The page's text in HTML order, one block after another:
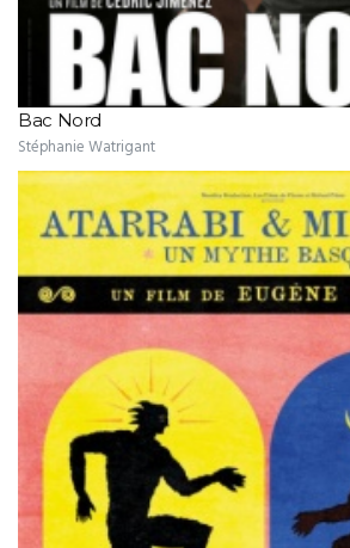
Bac Nord
Stéphanie Watrigant